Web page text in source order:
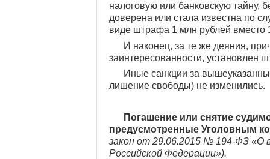
налоговую или банковскую тайну,
доверена или стала известна по
виде штрафа 1 млн рублей вместо
И наконец, за те же деяния,
заинтересованности, установлен
Иные санкции за
лишение свободы) не изменились.
Погашение или снятие
предусмотренные Уголовным
закон от 29.06.2015 № 194-ФЗ «О
Российской Федерации»).